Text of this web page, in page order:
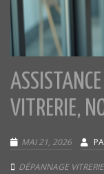
VITRERIE,
MAI 21, 2026
DÉPANNAGE VITRERIE